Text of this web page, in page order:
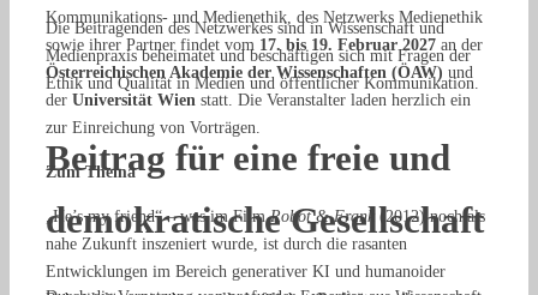
Die Beitragenden des Netzwerkes sind in Wissenschaft und
Medienpraxis beheimatet und beschäftigen sich mit Fragen der
Ethik und Qualität in Medien und öffentlicher Kommunikation.
Beitrag für eine freie und
demokratische Gesellschaft
Kommunikations- und Medienethik, des Netzwerks Medienethik
sowie ihrer Partner findet vom 17. bis 19. Februar 2027 an der
Österreichischen Akademie der Wissenschaften (ÖAW) und
der Universität Wien statt . Die Veranstalter laden herzlich ein
zur Einreichung von Vorträgen.
Zum Thema
„He’s my friend“ – was im FilmRobot & Frank (2012) noch als
nahe Zukunft inszeniert wurde, ist durch die rasanten
Entwicklungen im Bereich generativer KI und humanoider